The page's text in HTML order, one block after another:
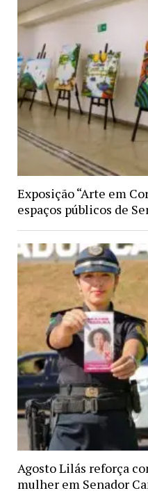
Exposição “Arte em
espaços públicos de
Agosto Lilás reforça
mulher em Senador